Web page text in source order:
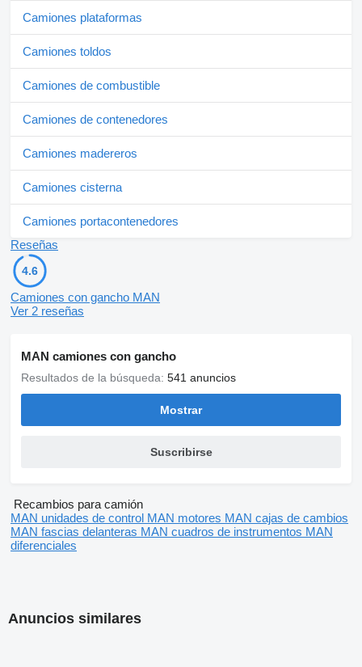
Camiones plataformas
Camiones toldos
Camiones de combustible
Camiones de contenedores
Camiones madereros
Camiones cisterna
Camiones portacontenedores
Reseñas
4.6
Camiones con gancho MAN
Ver 2 reseñas
MAN camiones con gancho
Resultados de la búsqueda: 541 anuncios
Mostrar
Suscribirse
Recambios para camión
MAN unidades de control MAN motores MAN cajas de cambios
MAN fascias delanteras MAN cuadros de instrumentos MAN
diferenciales
Anuncios similares